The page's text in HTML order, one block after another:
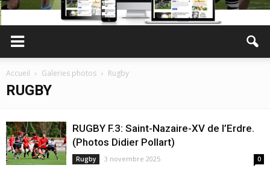
Accueil Galeries photos Rugby
RUGBY
RUGBY F.3: Saint-Nazaire-XV de l’Erdre.
(Photos Didier Pollart)
Rugby 3 novembre 2025 0